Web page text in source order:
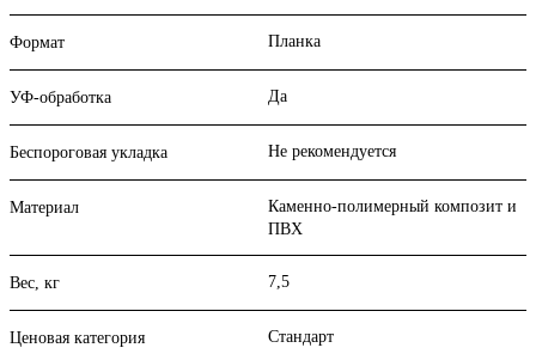
Формат Планка
УФ-обработка Да
Беспороговая укладка Не рекомендуется
Материал
Каменно-полимерный композит и
ПВХ
Вес, кг 7,5
Ценовая категория Стандарт